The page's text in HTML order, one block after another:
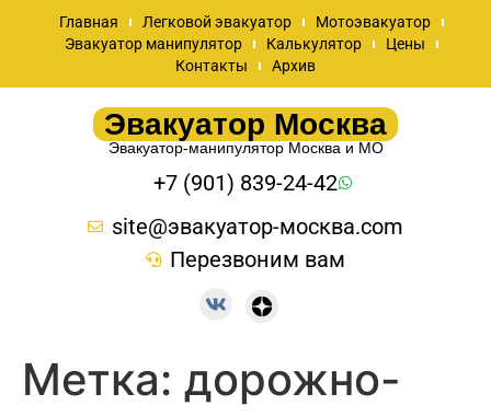
Главная Легковой эвакуатор
Мотоэвакуатор
Эвакуатор манипулятор
Калькулятор
Цены
Контакты
Архив
Эвакуатор Москва
Эвакуатор-манипулятор Москва и МО
+7 (901) 839-24-42
site@эвакуатор-москва.com
Перезвоним вам
Метка: дорожно-